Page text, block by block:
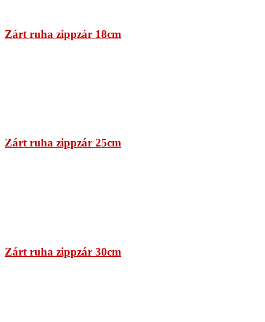
Zárt ruha zippzár 18cm
Zárt ruha zippzár 25cm
Zárt ruha zippzár 30cm